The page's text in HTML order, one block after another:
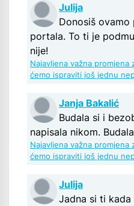
Julija
Donosiš
portala. To ti je
nije!
Najavljena važna
ćemo ispraviti još jednu
Janja Bakalić
Budala si i
napisala nikom.
Najavljena važna
ćemo ispraviti još jednu
Julija
Jadna si ti kada